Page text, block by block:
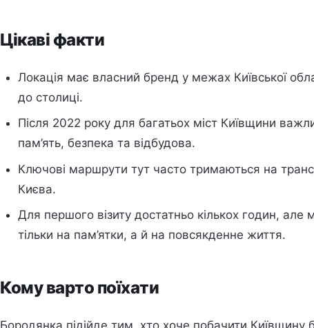
Цікаві факти
Локація має власний бренд у межах Київської
до столиці.
Після 2022 року для багатьох міст Київщини
пам’ять, безпека та відбудова.
Ключові маршрути тут часто тримаються на
Києва.
Для першого візиту достатньо кількох годин,
тільки на пам’ятки, а й на повсякденне життя.
Кому варто поїхати
Бородянка підійде тим, хто хоче побачити Київщину